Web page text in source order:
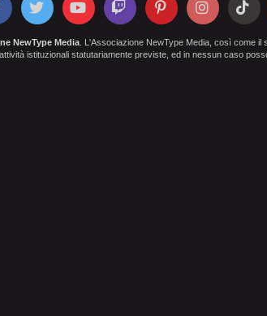
NewType Media. L'Associazione NewType Media, così come il
istituzionali statutariamente previste, ed in nessun caso